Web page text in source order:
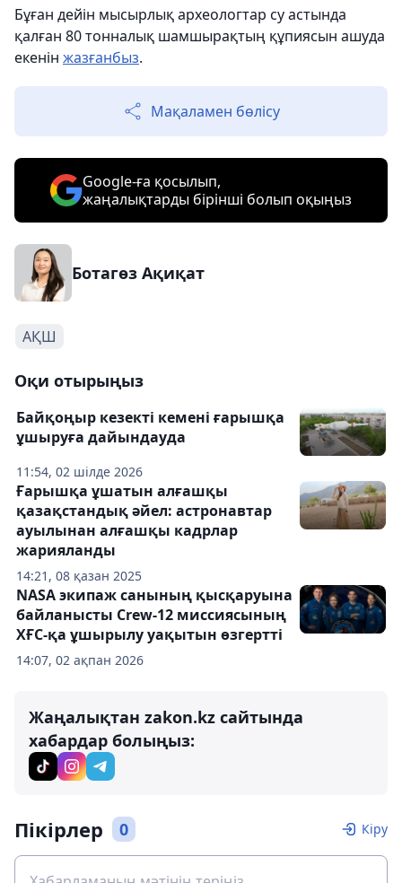
Бұған дейін мысырлық археологтар су астында
қалған 80 тонналық шамшырақтың құпиясын ашуда
екенін жазғанбыз.
Мақаламен бөлісу
Google-ға қосылып,
жаңалықтарды бірінші болып оқыңыз
Ботагөз Ақиқат
АҚШ
Оқи отырыңыз
11:54, 02 шілде 2026
Байқоңыр кезекті кемені ғарышқа
ұшыруға дайындауда
14:21, 08 қазан 2025
Ғарышқа ұшатын алғашқы
қазақстандық әйел: астронавтар
ауылынан алғашқы кадрлар
жарияланды
14:07, 02 ақпан 2026
NASA экипаж санының қысқаруына
байланысты Crew-12 миссиясының
ХҒС-қа ұшырылу уақытын өзгертті
Жаңалықтан zakon.kz сайтында
хабардар болыңыз:
Пікірлер 0 Кіру